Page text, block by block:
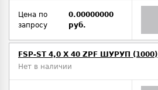
Цена по
запросу
0.00000000
руб.
FSP-ST 4,0 X 40 ZPF ШУРУП (1000)
Нет в наличии